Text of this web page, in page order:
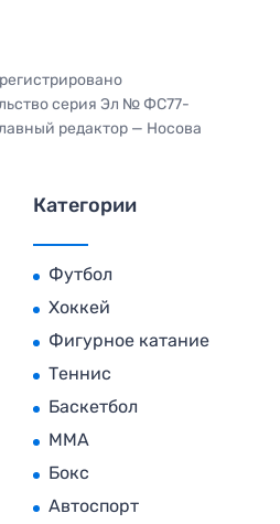
серия Эл № ФС77-
редактор — Носова
Категории
Футбол
Хоккей
Фигурное катание
Теннис
Баскетбол
MMA
Бокс
Автоспорт